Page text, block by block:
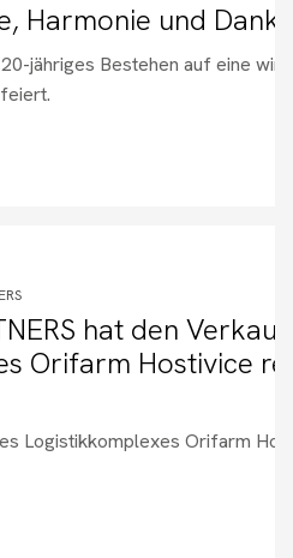
Harmonie und
jähriges Bestehen auf eine
hat den
Orifarm Hostivice
Logistikkomplexes Orifarm